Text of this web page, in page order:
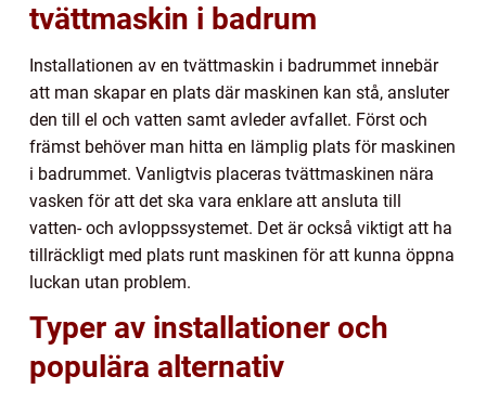
tvättmaskin i badrum
Installationen av en tvättmaskin i badrummet innebär
att man skapar en plats där maskinen kan stå, ansluter
den till el och vatten samt avleder avfallet. Först och
främst behöver man hitta en lämplig plats för maskinen
i badrummet. Vanligtvis placeras tvättmaskinen nära
vasken för att det ska vara enklare att ansluta till
vatten- och avloppssystemet. Det är också viktigt att ha
tillräckligt med plats runt maskinen för att kunna öppna
luckan utan problem.
Typer av installationer och
populära alternativ